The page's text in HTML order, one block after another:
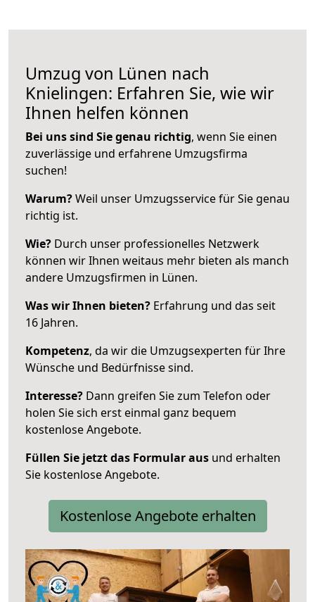
Umzug von Lünen nach
Knielingen: Erfahren Sie, wie wir
Ihnen helfen können
Bei uns sind Sie genau richtig, wenn Sie einen
zuverlässige und erfahrene Umzugsfirma
suchen!
Warum?Weil unser Umzugsservice für Sie genau
richtig ist.
Wie? Durch unser professionelles Netzwerk
können wir Ihnen weitaus mehr bieten als manch
andere Umzugsfirmen in Lünen.
Was wir Ihnen bieten? Erfahrung und das seit
16 Jahren.
Kompetenz, da wir die Umzugsexperten für Ihre
Wünsche und Bedürfnisse sind.
Interesse? Dann greifen Sie zum Telefon oder
holen Sie sich erst einmal ganz bequem
kostenlose Angebote.
Füllen Sie jetzt das Formular aus und erhalten
Sie kostenlose Angebote.
Kostenlose Angebote erhalten